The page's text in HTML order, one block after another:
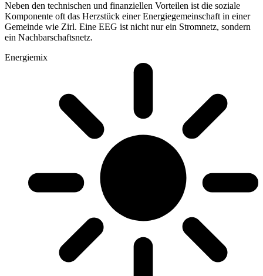
Neben den technischen und finanziellen Vorteilen ist die soziale
Komponente oft das Herzstück einer Energiegemeinschaft in einer
Gemeinde wie Zirl. Eine EEG ist nicht nur ein Stromnetz, sondern
ein Nachbarschaftsnetz.
Energiemix